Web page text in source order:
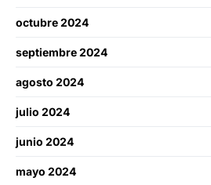
octubre 2024
septiembre 2024
agosto 2024
julio 2024
junio 2024
mayo 2024